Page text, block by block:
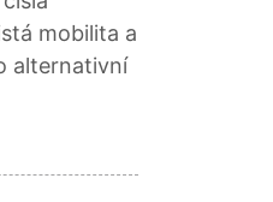
mobilita a
alternativní